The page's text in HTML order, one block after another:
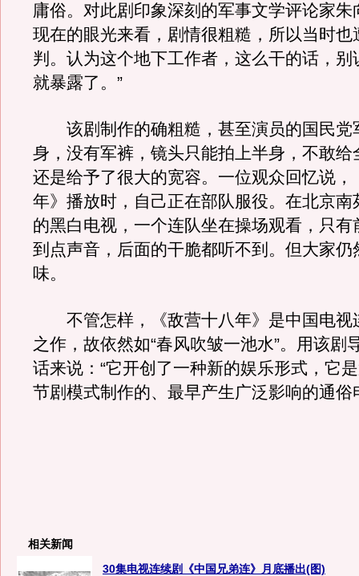
庸俗。对此剧印象深刻的军事文学评论家朱
现在的眼光来看，剧情很粗糙，所以当时也
判。认为这个地下工作者，这么干的话，
就暴露了。”
该剧制作的确粗糙，甚至演员的国民党
身，没有军裤，镜头只能拍上半身，不敢给
还是给予了很大的宽容。一位观众回忆说，
年》播放时，自己正在部队服役。在北京南
的黑白电视，一个连队坐在操场观看，只有
到点声音，后面的干脆都听不到。但大家仍
味。
不管怎样，《敌营十八年》是中国电视
之作，故依然如“春风吹皱一池水”。用该剧
话来说：“它开创了一种新的娱乐形式，它
节剧模式制作的、最早产生广泛影响的通俗
相关新闻
30集电视连续剧《中国兄弟连》月底播出(图)